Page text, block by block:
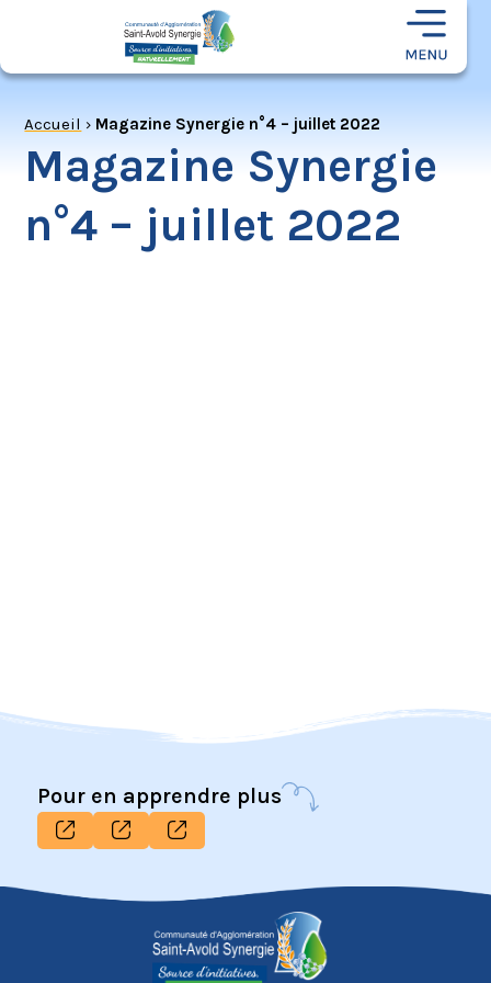
Accueil › Magazine Synergie n°4 – juillet 2022
Magazine Synergie
n°4 – juillet 2022
Pour en apprendre plus